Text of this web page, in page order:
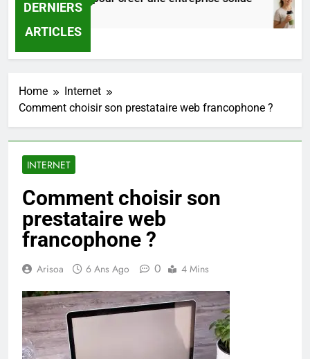
DERNIERS
ARTICLES
Heures Ago
Home
Internet
Comment choisir son prestataire web francophone ?
INTERNET
Comment choisir son
prestataire web
francophone ?
Arisoa 6 Ans Ago 0 4 Mins